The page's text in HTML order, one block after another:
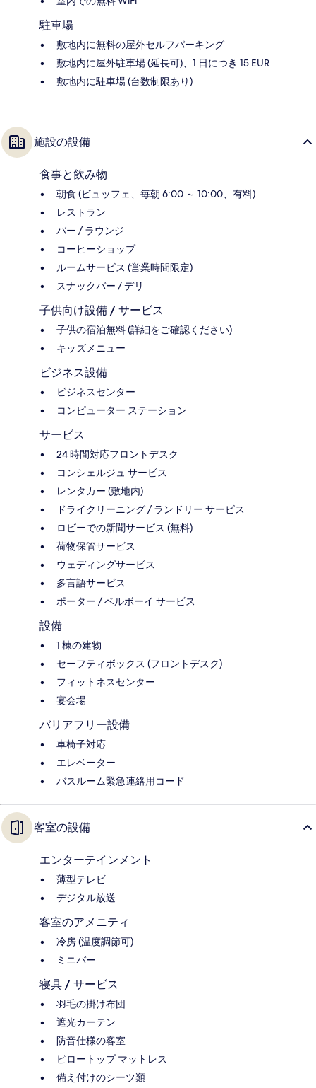
駐車場
敷地内に無料の屋外セルフパーキング
敷地内に屋外駐車場 (延長可)、1 日につき 15 EUR
敷地内に駐車場 (台数制限あり)
施設の設備
食事と飲み物
朝食 (ビュッフェ、毎朝 6:00 ～ 10:00、有料)
レストラン
バー / ラウンジ
コーヒーショップ
ルームサービス (営業時間限定)
スナックバー / デリ
子供向け設備 / サービス
子供の宿泊無料 (詳細をご確認ください)
キッズメニュー
ビジネス設備
ビジネスセンター
コンピューター ステーション
サービス
24 時間対応フロントデスク
コンシェルジュ サービス
レンタカー (敷地内)
ドライクリーニング / ランドリー サービス
ロビーでの新聞サービス (無料)
荷物保管サービス
ウェディングサービス
多言語サービス
ポーター / ベルボーイ サービス
設備
1 棟の建物
セーフティボックス (フロントデスク)
フィットネスセンター
宴会場
バリアフリー設備
車椅子対応
エレベーター
バスルーム緊急連絡用コード
客室の設備
エンターテインメント
薄型テレビ
デジタル放送
客室のアメニティ
冷房 (温度調節可)
ミニバー
寝具 / サービス
羽毛の掛け布団
遮光カーテン
防音仕様の客室
ピロートップ マットレス
備え付けのシーツ類